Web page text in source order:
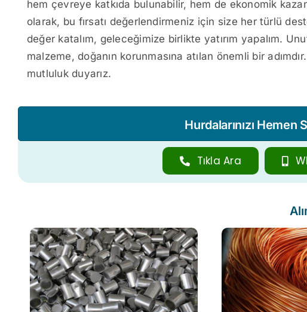
hem çevreye katkıda bulunabilir, hem de ekonomik
olarak, bu fırsatı değerlendirmeniz için size her türlü
değer katalım, geleceğimize birlikte yatırım yapalım.
malzeme, doğanın korunmasına atılan önemli bir
mutluluk duyarız.
Hurdalarınızı
Tıkla Ara